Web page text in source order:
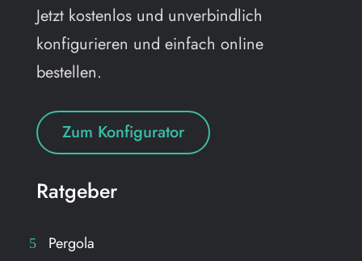
Jetzt kostenlos und unverbindlich
konfigurieren und einfach online
bestellen.
Zum Konfigurator
Ratgeber
Pergola